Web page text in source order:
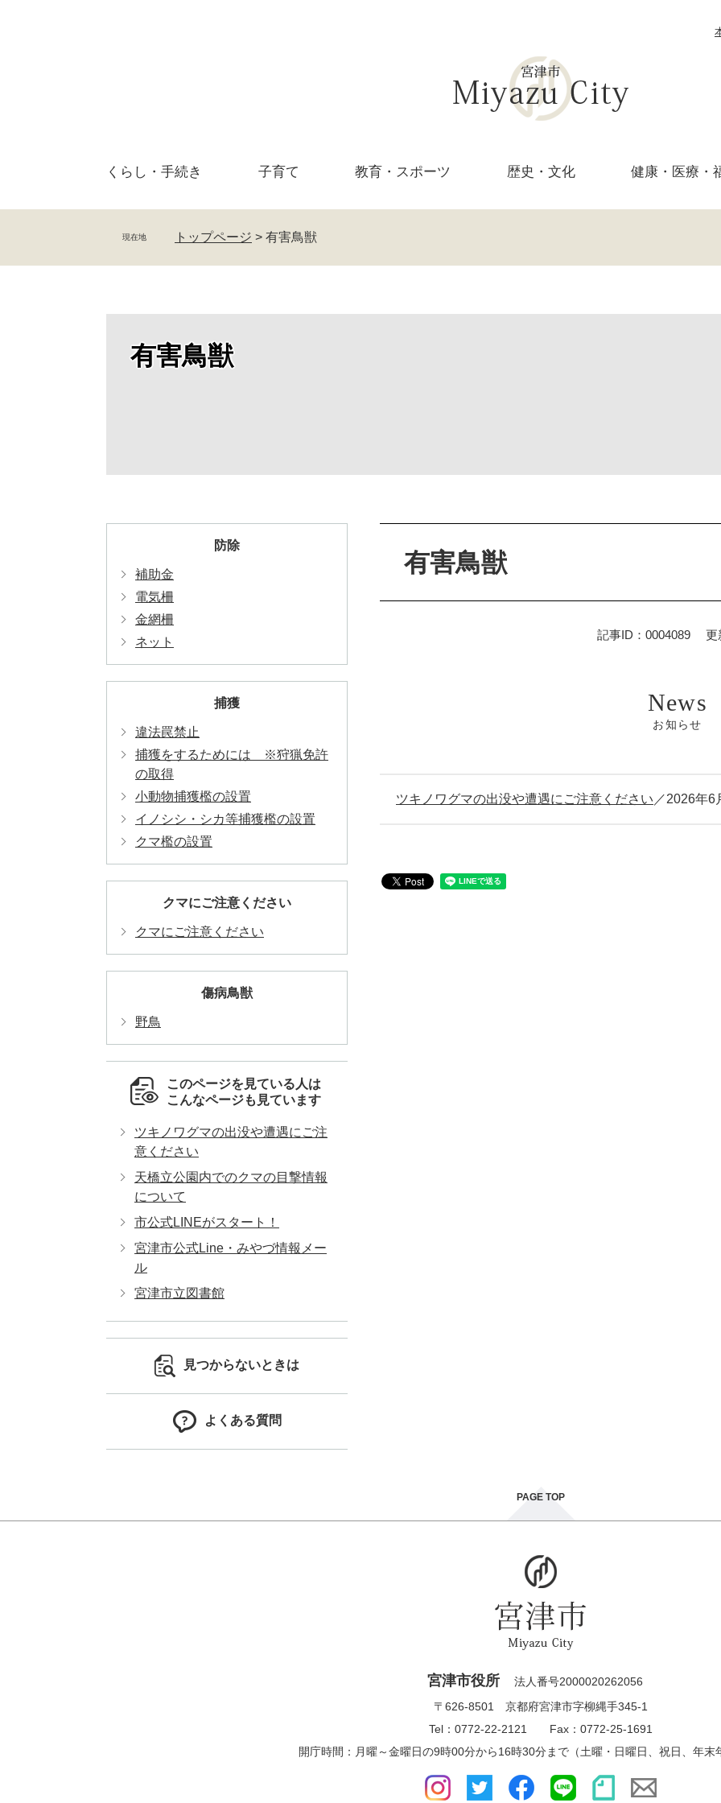
くらし・ 手続き 子育て 教育・ スポーツ 歴史・文化 健康・医療・
現在地 トップページ > 有害鳥獣
有害鳥獣
有害鳥獣
記事ID：0004089 更
お知らせ
ツキノワグマの出没や遭遇にご注意ください 2026年6
防除
補助金
電気柵
金網柵
ネット
捕獲
違法罠禁止
捕獲をするためには ※狩猟免許
の取得
小動物捕獲檻の設置
イノシシ・シカ等捕獲檻の設置
クマ檻の設置
クマにご注意ください
クマにご注意ください
傷病鳥獣
野鳥
このページを見ている人は
こんなページも見ています
ツキノワグマの出没や遭遇にご注
意ください
天橋立公園内でのクマの目撃情報
について
市公式LINEがスタート！
宮津市公式Line・みやづ情報メー
ル
宮津市立図書館
見つからないときは
よくある質問
PAGE TOP
宮津市役所
法人番号2000020262056
〒626-8501 京都府宮津市字柳縄手345-1
Tel：0772-22-2121 Fax：0772-25-1691
開庁時間：月曜～金曜日の9時00分から16時30分まで（土曜・日曜日、祝日、年末